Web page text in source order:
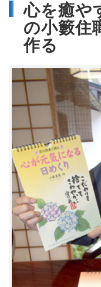
心を癒
の小籔
作る